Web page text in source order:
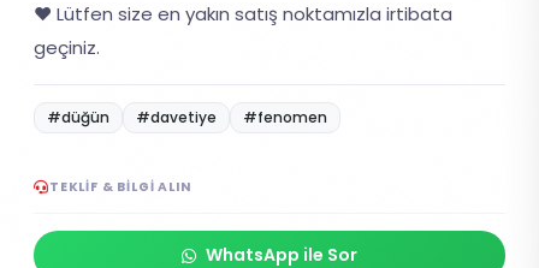
❤️ Lütfen size en yakın satış noktamızla irtibata
geçiniz.
#düğün #davetiye #fenomen
TEKLIF & BILGI ALIN
WhatsApp ile Sor